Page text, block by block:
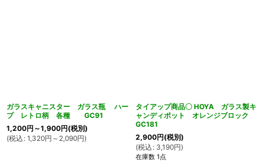
ガラスキャニスター ガラス瓶 ハー
プ レトロ柄 各種 GC91
1,200円 ～1,900円(税別)
(税込 : 1,320円 ～2,090円)
タイアップ商品〇 HOYA ガラス製キ
ャンディポット オレンジブロック
GC181
2,900円(税別)
(税込 : 3,190円)
在庫数 1点